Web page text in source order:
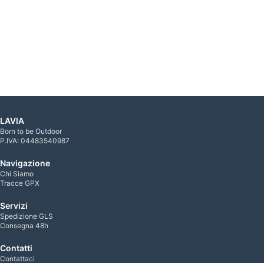
LAVIA
Born to be Outdoor
P.IVA: 04483540987
Navigazione
Chi Siamo
Tracce GPX
Servizi
Spedizione GLS
Consegna 48h
Contatti
Contattaci